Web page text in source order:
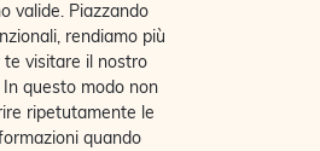
valide. Piazzando
rendiamo più
te visitare il nostro
questo modo non
ripetutamente le
quando